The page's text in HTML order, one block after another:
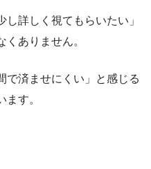
詳しく視てもらいたい」
くありません。
で済ませにくい」と感じる
す。